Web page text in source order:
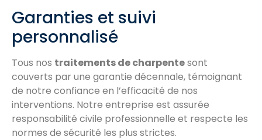
Garanties et suivi
personnalisé
Tous nos traitements de charpentesont
couverts par une garantie décennale, témoignant
de notre confiance en l’efficacité de nos
interventions. Notre entreprise est assurée
responsabilité civile professionnelle et respecte les
normes de sécurité les plus strictes.